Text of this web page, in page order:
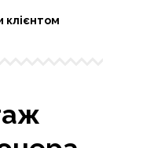
клієнтом